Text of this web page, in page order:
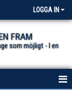
LOGGA IN
FRAM